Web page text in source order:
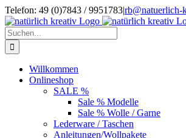
Zum
Inhalt
springen
Telefon: 49 (0)7843 / 9951783|rb@natuerlich-
Suche
nach:
Willkommen
Onlineshop
SALE %
Sale % Modelle
Sale % Wolle / Garne
Lederware / Taschen
Anleitungen/Wollpakete